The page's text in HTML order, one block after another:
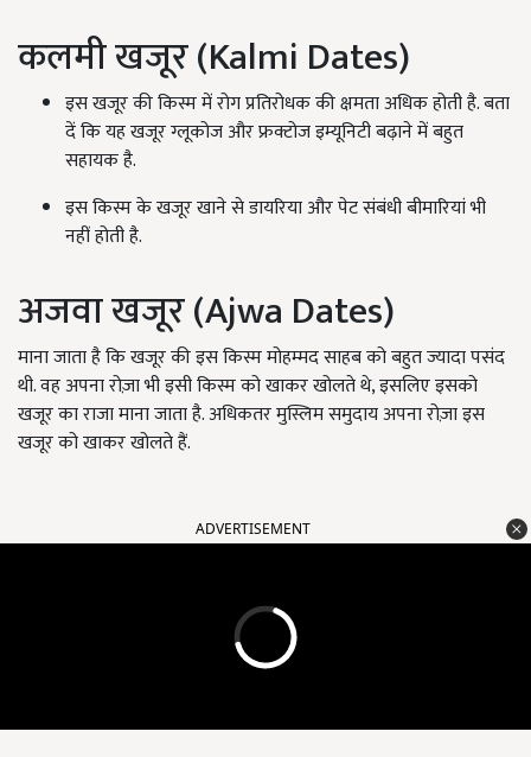
कलमी खजूर (Kalmi Dates)
इस खजूर की किस्म में रोग प्रतिरोधक की क्षमता अधिक होती है. बता
दें कि यह खजूर ग्लूकोज और फ्रक्टोज इम्यूनिटी बढ़ाने में बहुत
सहायक है.
इस किस्म के खजूर खाने से डायरिया और पेट संबंधी बीमारियां भी
नहीं होती है.
अजवा खजूर (Ajwa Dates)
माना जाता है कि खजूर की इस किस्म मोहम्मद साहब को बहुत ज्यादा पसंद
थी. वह अपना रोज़ा भी इसी किस्म को खाकर खोलते थे, इसलिए इसको
खजूर का राजा माना जाता है. अधिकतर मुस्लिम समुदाय अपना रोज़ा इस
खजूर को खाकर खोलते हैं.
ADVERTISEMENT